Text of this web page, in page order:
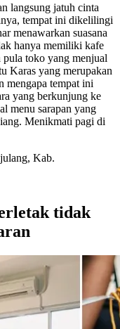
langsung jatuh cinta
tempat ini dikelilingi
menawarkan suasana
hanya memiliki kafe
pula toko yang menjual
Karas yang merupakan
mengapa tempat ini
yang berkunjung ke
menu sarapan yang
Menikmati pagi di
Kab.
tidak